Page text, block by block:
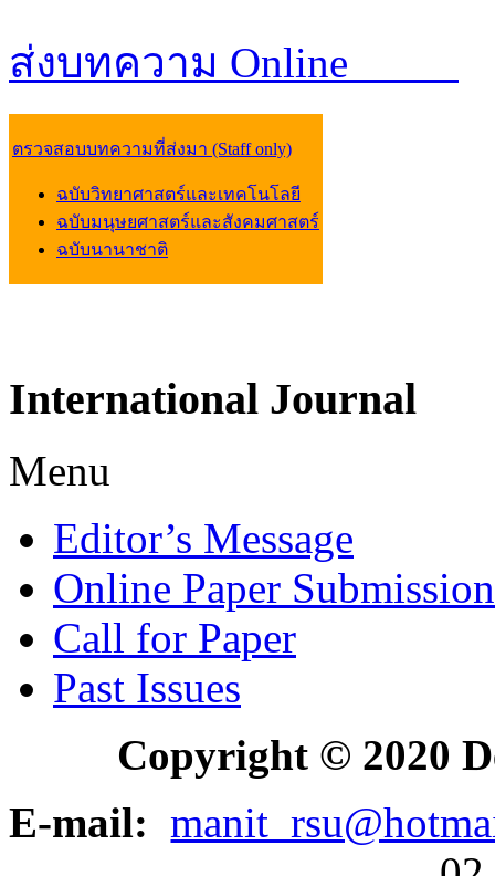
ส่งบทความ Online
ตรวจสอบบทความที่ส่งมา (Staff only)
ฉบับวิทยาศาสตร์และเทคโนโลยี
ฉบับมนุษยศาสตร์และสังคมศาสตร์
ฉบับนานาชาติ
International Journal
Menu
Editor’s Message
Online Paper Submission
Call for Paper
Past Issues
Copyright © 2020
E-mail: